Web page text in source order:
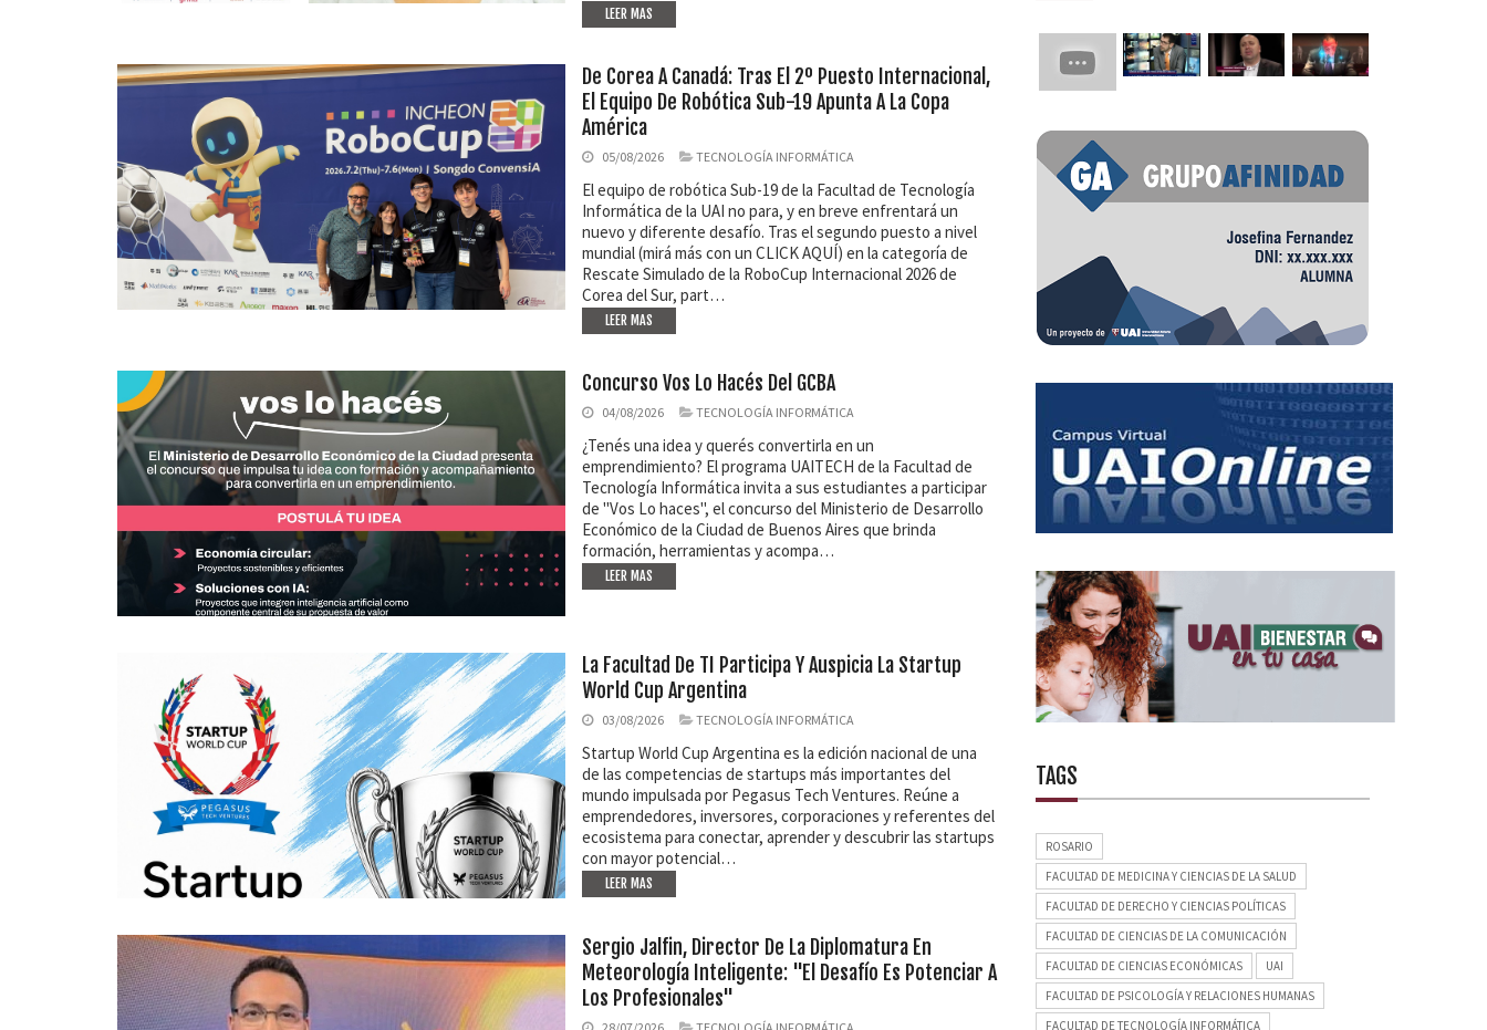
LEER MAS
De Corea A Canadá: Tras El 2º Puesto Internacional,
El Equipo De Robótica Sub-19 Apunta A La Copa
América
05/08/2026 TECNOLOGÍA INFORMÁTICA
El equipo de robótica Sub-19 de la Facultad de Tecnología
Informática de la UAI no para, y en breve enfrentará un
nuevo y diferente desafío. Tras el segundo puesto a nivel
mundial (mirá más con un CLICK AQUÍ) en la categoría de
Rescate Simulado de la RoboCup Internacional 2026 de
Corea del Sur, part…
LEER MAS
Concurso Vos Lo Hacés Del GCBA
04/08/2026 TECNOLOGÍA INFORMÁTICA
¿Tenés una idea y querés convertirla en un
emprendimiento? El programa UAITECH de la Facultad de
Tecnología Informática invita a sus estudiantes a participar
de "Vos Lo haces", el concurso del Ministerio de Desarrollo
Económico de la Ciudad de Buenos Aires que brinda
formación, herramientas y acompa…
LEER MAS
La Facultad De TI Participa Y Auspicia La Startup
World Cup Argentina
03/08/2026 TECNOLOGÍA INFORMÁTICA
Startup World Cup Argentina es la edición nacional de una
de las competencias de startups más importantes del
mundo impulsada por Pegasus Tech Ventures. Reúne a
emprendedores, inversores, corporaciones y referentes del
ecosistema para conectar, aprender y descubrir las startups
con mayor potencial…
LEER MAS
Sergio Jalfin, Director De La Diplomatura En
Meteorología Inteligente: "El Desafío Es Potenciar A
Los Profesionales"
TAGS
ROSARIO
FACULTAD DE MEDICINA Y CIENCIAS DE LA SALUD
FACULTAD DE DERECHO Y CIENCIAS POLÍTICAS
FACULTAD DE CIENCIAS DE LA COMUNICACIÓN
FACULTAD DE CIENCIAS ECONÓMICAS
UAI
FACULTAD DE PSICOLOGÍA Y RELACIONES HUMANAS
FACULTAD DE TECNOLOGÍA INFORMÁTICA